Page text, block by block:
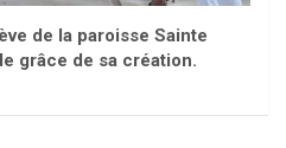
de la paroisse Sainte
grâce de sa création.